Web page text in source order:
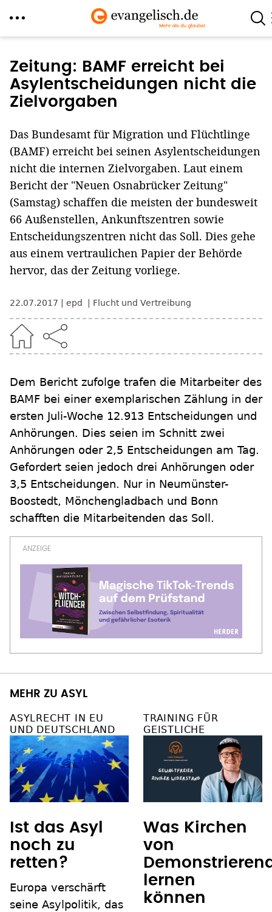
zum
Inhalt
Zeitung: BAMF erreicht bei
Asylentscheidungen nicht die
Zielvorgaben
Das Bundesamt für Migration und Flüchtlinge
(BAMF) erreicht bei seinen Asylentscheidungen
nicht die internen Zielvorgaben. Laut einem
Bericht der "Neuen Osnabrücker Zeitung"
(Samstag) schaffen die meisten der bundesweit
66 Außenstellen, Ankunftszentren sowie
Entscheidungszentren nicht das Soll. Dies gehe
aus einem vertraulichen Papier der Behörde
hervor, das der Zeitung vorliege.
22.07.2017 epd Flucht und Vertreibung
Dem Bericht zufolge trafen die Mitarbeiter des
BAMF bei einer exemplarischen Zählung in der
ersten Juli-Woche 12.913 Entscheidungen und
Anhörungen. Dies seien im Schnitt zwei
Anhörungen oder 2,5 Entscheidungen am Tag.
Gefordert seien jedoch drei Anhörungen oder
3,5 Entscheidungen. Nur in Neumünster-
Boostedt, Mönchengladbach und Bonn
schafften die Mitarbeitenden das Soll.
MEHR ZU ASYL
ASYLRECHT IN EU
UND DEUTSCHLAND
Ist das Asyl
noch zu
retten?
Europa verschärft
seine Asylpolitik, das
TRAINING FÜR
GEISTLICHE
Was Kirchen
von
lernen
können